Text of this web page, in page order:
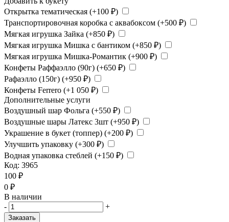
Открытка тематическая (+100 ₽)
Транспортировочная коробка с аквабоксом (+500 ₽)
Мягкая игрушка Зайка (+850 ₽)
Мягкая игрушка Мишка с бантиком (+850 ₽)
Мягкая игрушка Мишка-Романтик (+900 ₽)
Конфеты Раффаэлло (90г) (+650 ₽)
Рафаэлло (150г) (+950 ₽)
Конфеты Ferrero (+1 050 ₽)
Дополнительные услуги
Воздушный шар Фольга (+550 ₽)
Воздушные шары Латекс 3шт (+950 ₽)
Украшение в букет (топпер) (+200 ₽)
Улучшить упаковку (+300 ₽)
Водная упаковка стеблей (+150 ₽)
Код: 3965
100 ₽
0 ₽
В наличии
-
+
Заказать